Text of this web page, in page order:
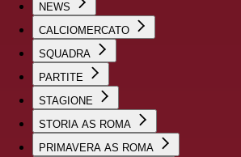
NEWS
CALCIOMERCATO
SQUADRA
PARTITE
STAGIONE
STORIA AS ROMA
PRIMAVERA AS ROMA